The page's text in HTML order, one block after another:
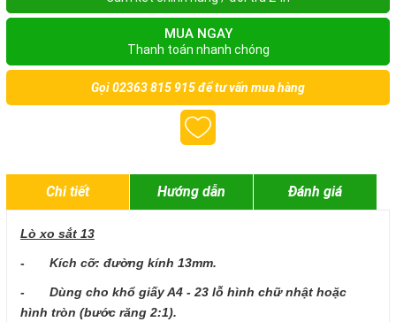
MUA NGAY
Thanh toán nhanh chóng
Gọi02363 815 915để tư vấn mua hàng
Chi tiết Hướng dẫn Đánh giá
Lò xo sắt 13
- Kích cỡ: đường kính 13mm.
- Dùng cho khổ giấy A4 - 23 lỗ hình chữ nhật hoặc
hình tròn (bước răng 2:1).